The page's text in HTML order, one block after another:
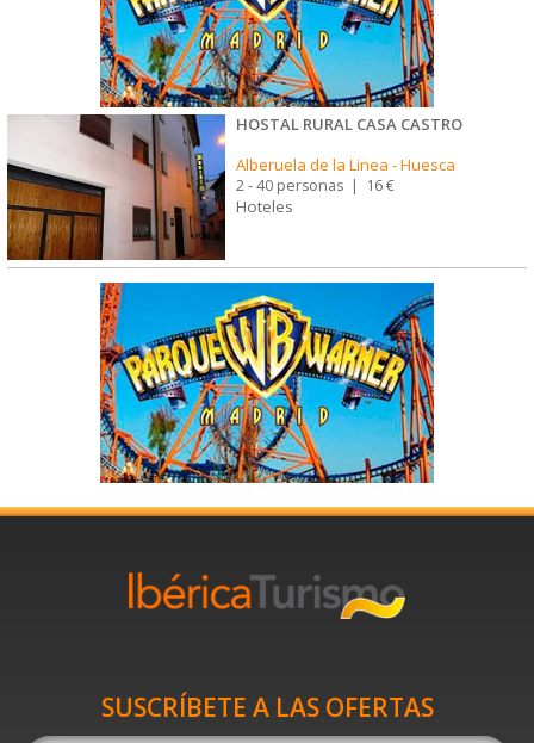
HOSTAL RURAL CASA CASTRO
Alberuela de la Linea -Huesca
2 - 40 personas | 16 €
Hoteles
SUSCRÍBETE A LAS OFERTAS